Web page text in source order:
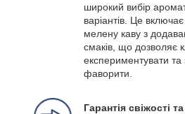
широкий вибір
варіантів. Це
мелену каву з
смаків, що дозволяє
експериментувати та
фаворити.
Гарантія свіжості та